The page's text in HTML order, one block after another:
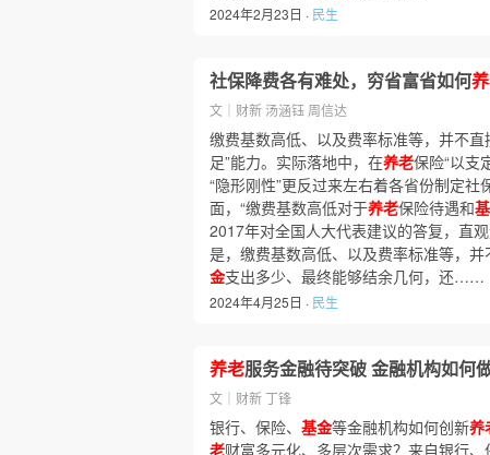
2024年2月23日 · 民生
社保降费各有难处，穷省富省如何
文｜财新 汤涵钰 周信达
缴费基数高低、以及费率标准等，并不直
足”能力。实际落地中，在养老保险“以支
“隐形刚性”更反过来左右着各省份制定
面，“缴费基数高低对于养老保险待遇和
2017年对全国人大代表建议的答复，直
是，缴费基数高低、以及费率标准等，
金支出多少、最终能够结余几何，还……
2024年4月25日 · 民生
养老服务金融待突破 金融机构如何
文｜财新 丁锋
银行、保险、 基金等金融机构如何创新养
老财富多元化、多层次需求？来自银行、